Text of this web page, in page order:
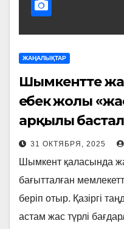
ЖАҢАЛЫҚТАР
Шымкентте
еңбек жолы
арқылы
31 ОКТЯБРЯ, 2025
Шымкент қаласында
бағытталған
беріп отыр. Қазіргі
астам жас түрлі